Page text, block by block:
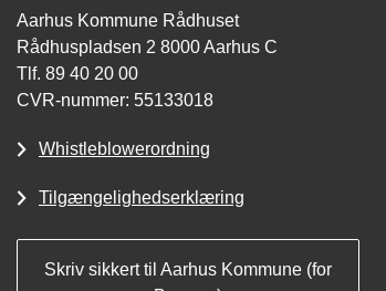
Aarhus Kommune Rådhuset
Rådhuspladsen 2 8000 Aarhus C
Tlf. 89 40 20 00
CVR-nummer: 55133018
Whistleblowerordning
Tilgængelighedserklæring
Skriv sikkert til Aarhus Kommune (for